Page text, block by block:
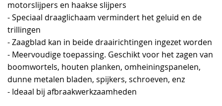
motorslijpers en haakse slijpers
- Speciaal draaglichaam vermindert het geluid en de
trillingen
- Zaagblad kan in beide draairichtingen ingezet worden
- Meervoudige toepassing. Geschikt voor het zagen van
boomwortels, houten planken, omheiningspanelen,
dunne metalen bladen, spijkers, schroeven, enz
- Ideaal bij afbraakwerkzaamheden